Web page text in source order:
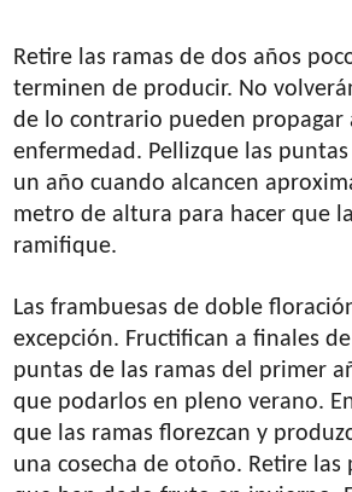
Retire las ramas de dos años
terminen de producir. No
de lo contrario pueden propagar
enfermedad. Pellizque las
un año cuando alcancen
metro de altura para hacer que
ramifique.
Las frambuesas de doble
excepción. Fructifican a finales
puntas de las ramas del primer
que podarlos en pleno verano.
que las ramas florezcan y
una cosecha de otoño. Retire